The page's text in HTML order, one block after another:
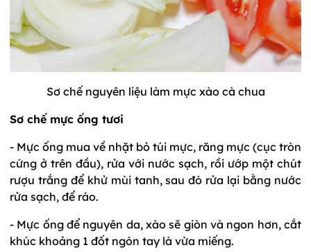
Sơ chế nguyên liệu làm mực xào cà chua
Sơ chế mực ống tươi
- Mực ống mua về nhặt bỏ túi mực, răng mực (cục tròn
cứng ở trên đầu), rửa với nước sạch, rồi ướp một chút
rượu trắng để khử mùi tanh, sau đó rửa lại bằng nước
rửa sạch, để ráo.
- Mực ống để nguyên da, xào sẽ giòn và ngon hơn, cắt
khúc khoảng 1 đốt ngón tay là vừa miếng.